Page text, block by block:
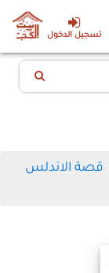
تسجيل الدخول
قصة الاندلس